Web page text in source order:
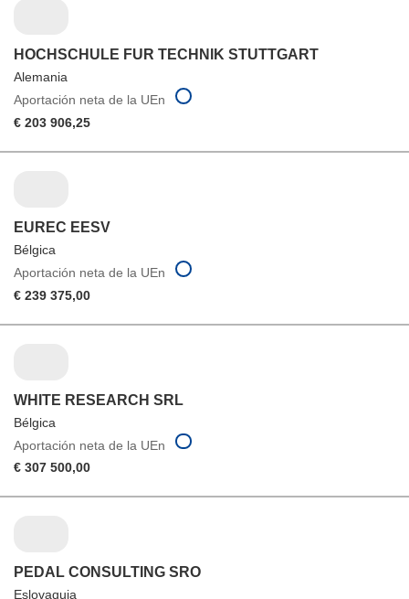
HOCHSCHULE FUR TECHNIK STUTTGART
Alemania
Aportación neta de la UEn
€ 203 906,25
EUREC EESV
Bélgica
Aportación neta de la UEn
€ 239 375,00
WHITE RESEARCH SRL
Bélgica
Aportación neta de la UEn
€ 307 500,00
PEDAL CONSULTING SRO
Eslovaquia